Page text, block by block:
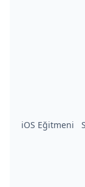
iOS Eğitmeni